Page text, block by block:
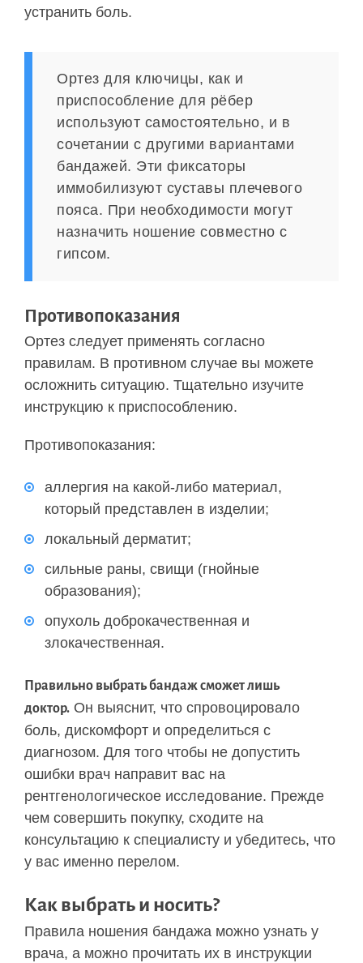
устранить боль.
Ортез для ключицы, как и
приспособление для рёбер
используют самостоятельно, и в
сочетании с другими вариантами
бандажей. Эти фиксаторы
иммобилизуют суставы плечевого
пояса. При необходимости могут
назначить ношение совместно с
гипсом.
Противопоказания
Ортез следует применять согласно
правилам. В противном случае вы можете
осложнить ситуацию. Тщательно изучите
инструкцию к приспособлению.
Противопоказания:
аллергия на какой-либо материал,
который представлен в изделии;
локальный дерматит;
сильные раны, свищи (гнойные
образования);
опухоль доброкачественная и
злокачественная.
Правильно выбрать бандаж сможет лишь
доктор. Он выяснит, что спровоцировало
боль, дискомфорт и определиться с
диагнозом. Для того чтобы не допустить
ошибки врач направит вас на
рентгенологическое исследование. Прежде
чем совершить покупку, сходите на
консультацию к специалисту и убедитесь, что
у вас именно перелом.
Как выбрать и носить?
Правила ношения бандажа можно узнать у
врача, а можно прочитать их в инструкции